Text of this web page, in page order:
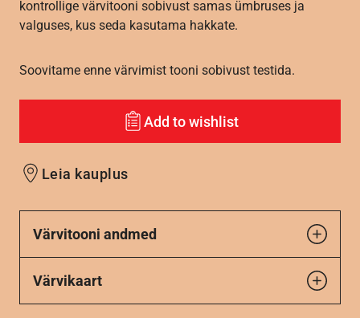
kontrollige värvitooni sobivust samas ümbruses ja
valguses, kus seda kasutama hakkate.
Soovitame enne värvimist tooni sobivust testida.
Add to wishlist
Leia kauplus
Värvitooni andmed
Värvikaart